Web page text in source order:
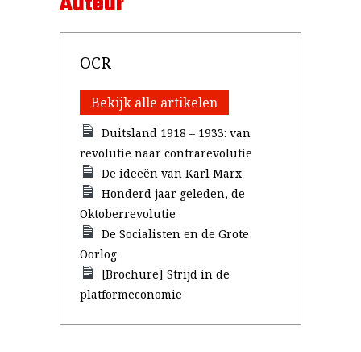
OCR
Bekijk alle artikelen
Duitsland 1918 – 1933: van
revolutie naar contrarevolutie
De ideeën van Karl Marx
Honderd jaar geleden, de
Oktoberrevolutie
De Socialisten en de Grote
Oorlog
[Brochure] Strijd in de
platformeconomie